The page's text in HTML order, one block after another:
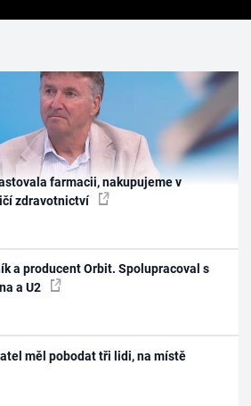
farmacii, nakupujeme v
zdravotnictví
a producent Orbit. Spolupracoval s
a U2
měl pobodat tři lidi, na místě